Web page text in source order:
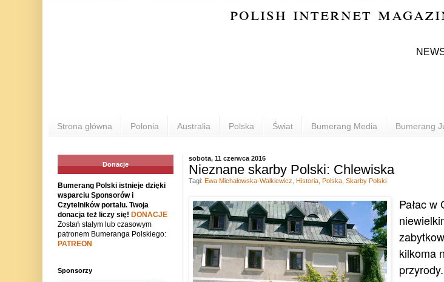
polish internet
NEWS:
Strona główna Polonia Australia Polska Świat Bumerang Media Bumerang
sobota, 11 czerwca 2016
Nieznane skarby Polski: Chlewiska
Pałac
kilkoma
przyrody.
Tagi: Ewa Michałowska-Walkiewicz Historia, Polska, Skarby Polski
Donacje
Bumerang Polski istnieje dzięki
wsparciu Sponsorów i
Czytelników portalu. Twoja
donacja też liczy się! DONACJE
Zostań stałym lub czasowym
patronem Bumeranga Polskiego:
PATREON
Sponsorzy